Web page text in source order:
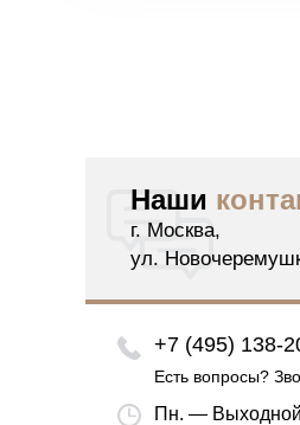
Наши
г. Москва,
ул.
+7 (495) 138-
Есть вопросы?
Пн. — Выходной